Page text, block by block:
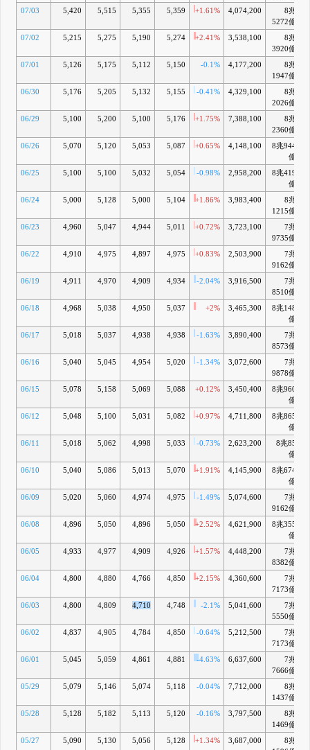
07/03 5,420 5,515 5,355 5,359 +1.61% 4,074,200
8兆
5272億
07/02 5,215 5,275 5,190 5,274 +2.41% 3,538,100
8兆
3920億
07/01
5,126 5,175 5,112 5,150 -0.1% 4,177,200
8兆
1947億
06/30 5,176 5,205 5,132 5,155 -0.41% 4,329,100
8兆
2026億
06/29 5,100 5,200 5,100 5,176 +1.75% 7,388,100
8兆
2360億
06/26 5,070 5,120 5,053 5,087 +0.65% 4,148,100
8兆944
億
06/25 5,100 5,100 5,032 5,054 -0.98% 2,958,200
8兆419
億
06/24 5,000 5,128 5,000 5,104 +1.86% 3,983,400
8兆
1215億
06/23 4,960 5,047 4,944 5,011 +0.72% 3,723,100
7兆
9735億
06/22 4,910 4,975 4,897 4,975 +0.83% 2,503,900
7兆
9162億
06/19 4,911 4,970 4,909 4,934 -2.04% 3,916,500
7兆
8510億
06/18 4,968 5,038 4,950 5,037 +2% 3,465,300
8兆148
億
06/17 5,018 5,037 4,938 4,938 -1.63% 3,890,400
7兆
8573億
06/16 5,040 5,045 4,954 5,020 -1.34% 3,072,600
7兆
9878億
06/15 5,078 5,158 5,069 5,088 +0.12% 3,450,400
8兆960
億
06/12 5,048 5,100 5,031 5,082 +0.97% 4,711,800
8兆865
億
06/11 5,018 5,062 4,998 5,033 -0.73% 2,623,200
8兆85
億
06/10
5,040 5,086 5,013 5,070 +1.91% 4,145,900
8兆674
億
06/09 5,020 5,060 4,974 4,975 -1.49% 5,074,600
7兆
9162億
06/08 4,896 5,050 4,896 5,050 +2.52% 4,621,900
8兆355
億
06/05 4,933 4,977 4,909 4,926 +1.57% 4,448,200
7兆
8382億
06/04 4,800 4,880 4,766 4,850 +2.15% 4,360,600
7兆
7173億
06/03 4,800 4,809 4,710 4,748 -2.1% 5,041,600
7兆
5550億
06/02 4,837 4,905 4,784 4,850 -0.64% 5,212,500
7兆
7173億
06/01 5,045 5,059 4,861 4,881 -4.63% 6,637,600
7兆
7666億
05/29 5,079 5,146 5,074 5,118 -0.04% 7,712,000
8兆
1437億
05/28 5,128 5,182 5,113 5,120 -0.16% 3,797,500
8兆
1469億
05/27 5,090 5,130 5,056 5,128 +1.34% 3,687,000
8兆